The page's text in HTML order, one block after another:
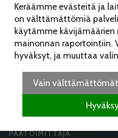
Toimitus:
Vuosaari-lehti
Merikorttikuja 6 E
00960 Helsinki
Puh:
050 462 9702
PÄÄTOIMITTAJA
Keräämme evästeitä ja
on välttämättömiä
käytämme
mainonnan raportointiin.
hyväksyt, ja muuttaa
Vain välttämättömät